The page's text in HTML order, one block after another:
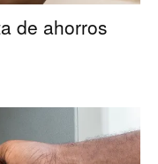
de ahorros